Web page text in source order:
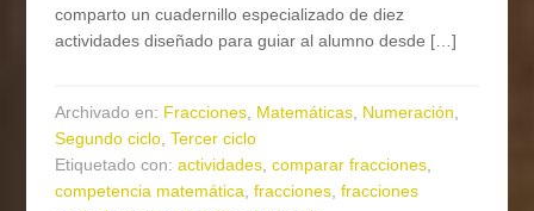
comparto un cuadernillo especializado de diez
actividades diseñado para guiar al alumno desde […]
Archivado en: Fracciones, Matemáticas, Numeración,
Segundo ciclo,Tercer ciclo
Etiquetado con:actividades,comparar fracciones,
competencia matemática,fracciones,fracciones